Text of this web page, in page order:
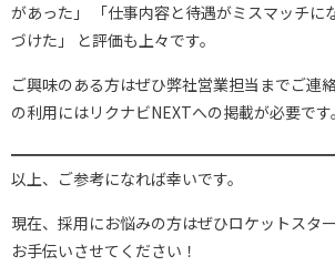
があった」 「仕事内容と待遇がミスマッチに
づけた」 と評価も上々です。
ご興味のある方はぜひ弊社営業担当までご連
の利用にはリクナビNEXTへの掲載が必要です。
以上、ご参考になれば幸いです。
現在、採用にお悩みの方はぜひロケットスタ
お手伝いさせてください！